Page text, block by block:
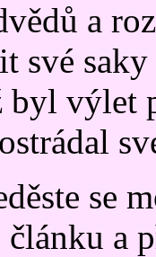
a
své
byl výlet
se
a